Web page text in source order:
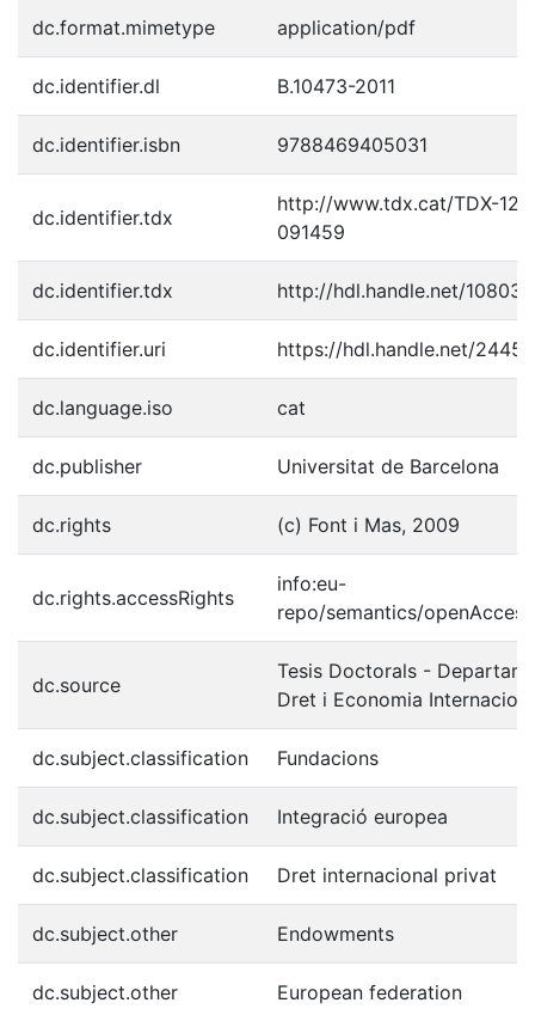
dc.format.mimetype application/pdf
dc.identifier.dl B.10473-2011
dc.identifier.isbn 9788469405031
dc.identifier.tdx
http://www.tdx.cat/TDX-
091459
dc.identifier.tdx http://hdl.handle.net/10803/
dc.identifier.uri https://hdl.handle.net/2445/
dc.language.iso cat
dc.publisher Universitat de Barcelona
dc.rights (c) Font i Mas, 2009
dc.rights.accessRights
info:eu-
repo/semantics/openAccess
dc.source
Tesis Doctorals -
Dret i Economia
dc.subject.classification Fundacions
dc.subject.classification Integració europea
dc.subject.classification Dret internacional privat
dc.subject.other Endowments
dc.subject.other European federation